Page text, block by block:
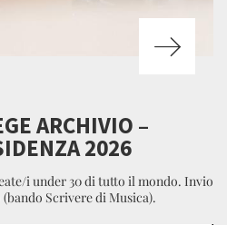
ARCHIVIO –
2026
i under 30 di tutto il mondo. Invio
Scrivere di Musica).